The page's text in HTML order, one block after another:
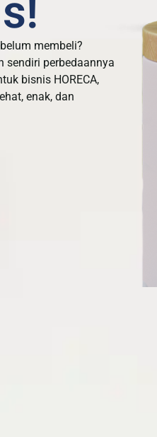
membeli?
sendiri perbedaannya
bisnis HORECA,
enak, dan